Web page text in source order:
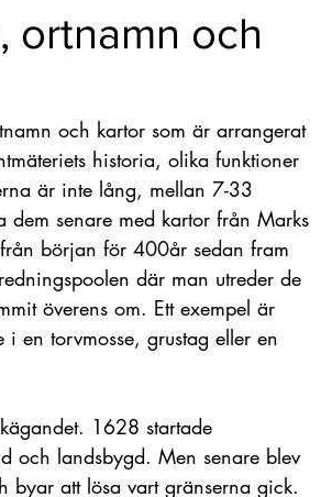
Fotskäl Promenad södra Älekulla
ortnamn och
och kartor som är arrangerat
historia, olika funktioner
är inte lång, mellan 7-33
dem senare med kartor från Marks
början för 400år sedan fram
där man utreder de
överens om. Ett exempel är
en torvmosse, grustag eller en
1628 startade
och landsbygd. Men senare blev
byar att lösa vart gränserna gick.